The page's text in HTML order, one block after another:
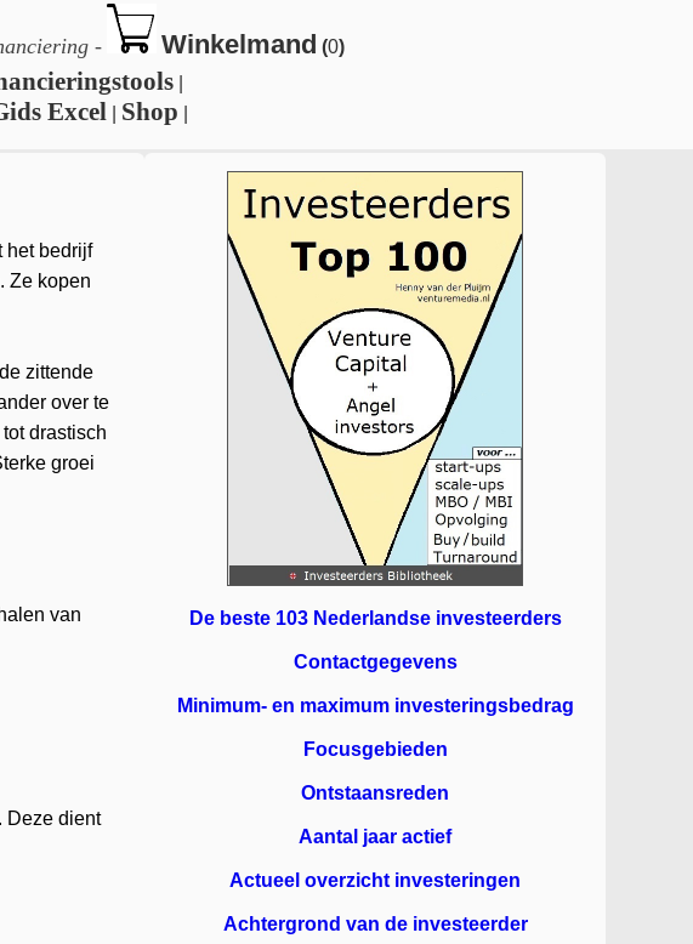
- Winkelmand (0)
Excel Shop
het bedrijf
Ze kopen
zittende
over te
drastisch
groei
van
Deze dient
De beste 103 Nederlandse investeerders
Contactgegevens
Minimum- en maximum investeringsbedrag
Focusgebieden
Ontstaansreden
Aantal jaar actief
Actueel overzicht investeringen
Achtergrond van de investeerder